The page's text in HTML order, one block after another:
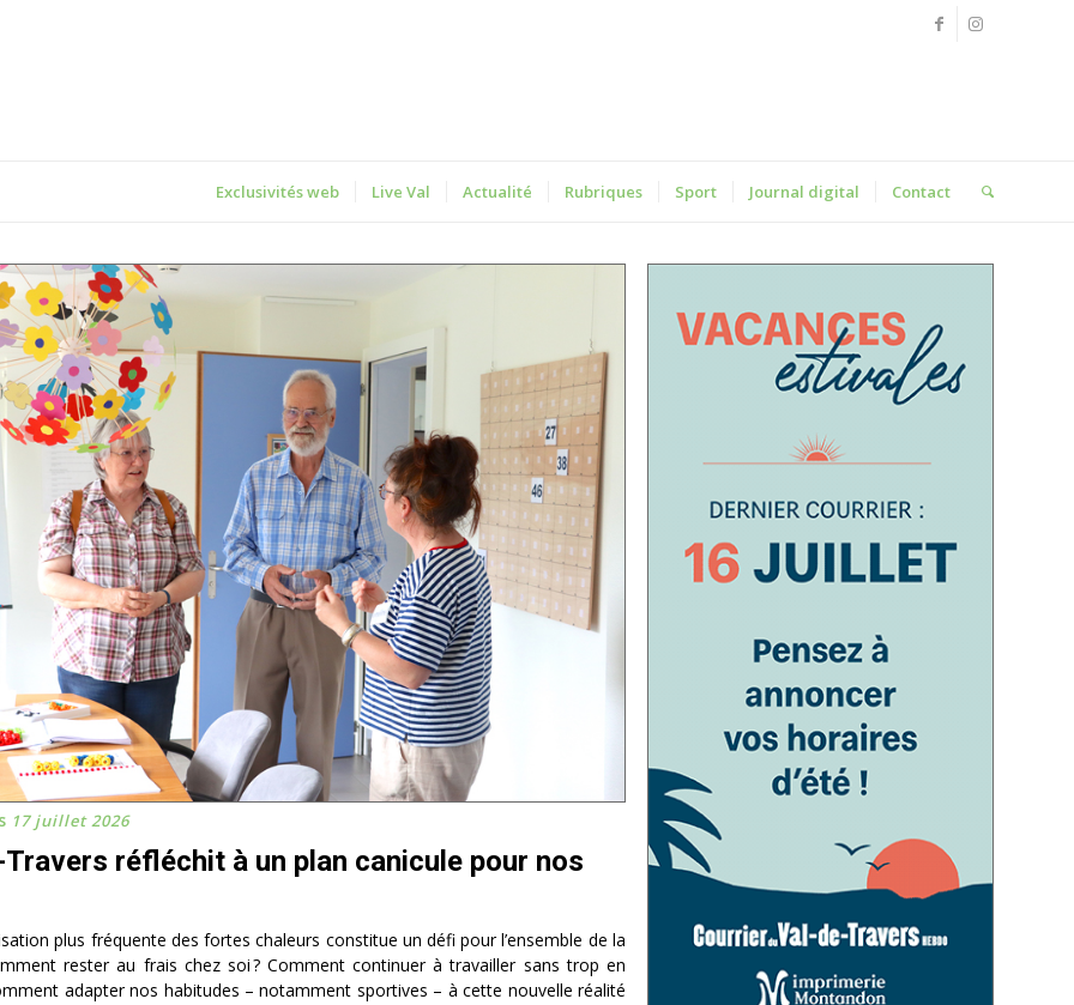
Exclusivités web Live Val Actualité Rubriques Sport Journal digital Contact
17 juillet 2026
réfléchit à un plan canicule pour nos
plus fréquente des fortes chaleurs constitue un défi pour l’ensemble de la
rester au frais chez soi ? Comment continuer à travailler sans trop en
adapter nos habitudes – notamment sportives – à cette nouvelle réalité